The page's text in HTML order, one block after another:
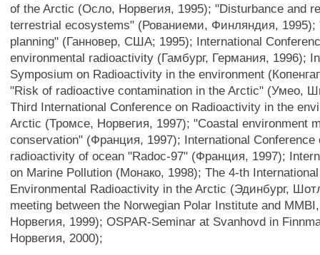
of the Arctic (Осло, Норвегия, 1995); "Disturbance and
terrestrial ecosystems" (Рованиеми, Финляндия,
planning" (Ганновер, США; 1995); International
environmental radioactivity (Гамбург, Германия, 1996);
Symposium on Radioactivity in the environment
"Risk of radioactive contamination in the Arctic" (Умео,
Third International Conference on Radioactivity in the
Arctic (Тромсе, Норвегия, 1997); "Coastal environment
conservation" (Франция, 1997); International Conference
radioactivity of ocean "Radoc-97" (Франция, 1997);
on Marine Pollution (Монако, 1998); The 4-th
Environmental Radioactivity in the Arctic (Эдинбург,
meeting between the Norwegian Polar Institute and
Норвегия, 1999); OSPAR-Seminar at Svanhovd in
Норвегия, 2000);